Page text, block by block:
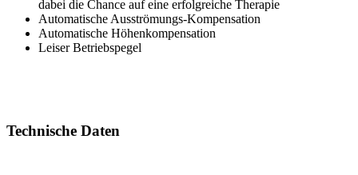
dabei die Chance auf eine erfolgreiche Therapie
Automatische Ausströmungs-Kompensation
Automatische Höhenkompensation
Leiser Betriebspegel
Technische Daten